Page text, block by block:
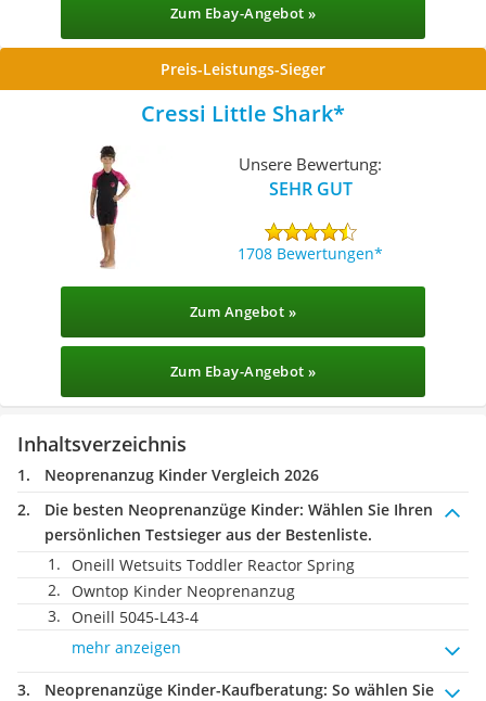
Zum Ebay-Angebot »
Preis-Leistungs-Sieger
Cressi Little Shark
Unsere Bewertung:
SEHR GUT
1708 Bewertungen
Zum Angebot »
Zum Ebay-Angebot »
Inhaltsverzeichnis
Neoprenanzug Kinder Vergleich 2026
Die besten Neoprenanzüge Kinder: Wählen Sie Ihren
persönlichen Testsieger aus der Bestenliste.
Oneill Wetsuits Toddler Reactor Spring
Owntop Kinder Neoprenanzug
Oneill 5045-L43-4
mehr anzeigen
Neoprenanzüge Kinder-Kaufberatung: So wählen Sie